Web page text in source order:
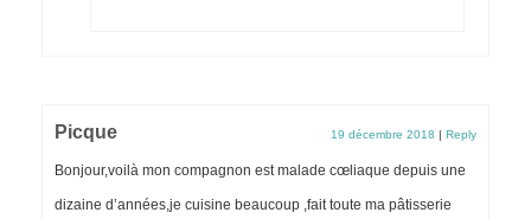
Picque 19 décembre 2018 Reply
Bonjour,voilà mon compagnon est malade cœliaque depuis une
dizaine d’années,je cuisine beaucoup ,fait toute ma pâtisserie